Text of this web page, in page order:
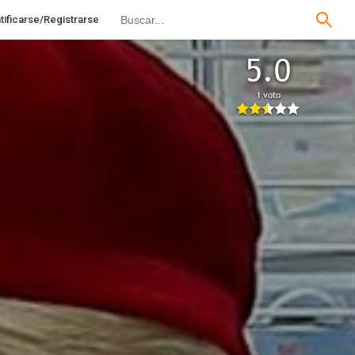
Registrarse
5.0
1 voto